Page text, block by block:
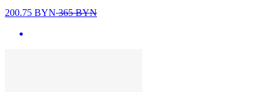
200.75 BYN365BYN